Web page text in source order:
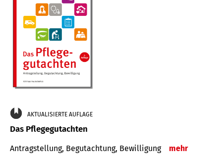
AKTUALISIERTE AUFLAGE
Das Pflegegutachten
Antragstellung, Begutachtung, Bewilligung mehr